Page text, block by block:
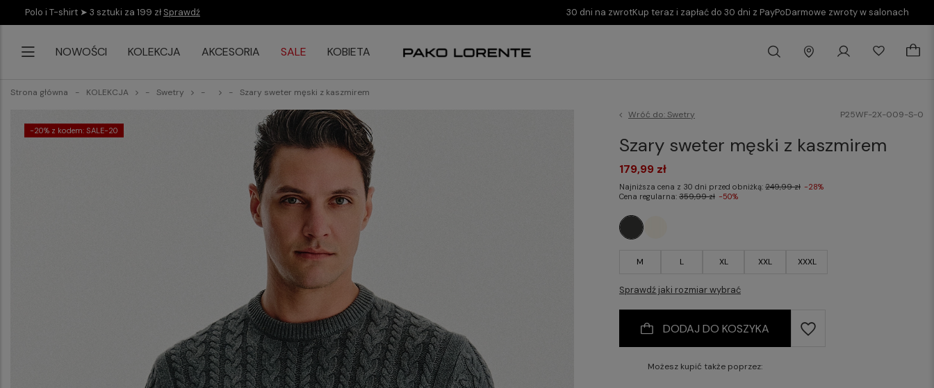
Polo i T-shirt ➤ 3 sztuki za 199 zł Sprawdź 30 dni na zwrotKup teraz i zapłać do 30 dni z PayPoDarmowe zwroty w salonach
NOWOŚCI KOLEKCJA AKCESORIA SALE KOBIETA
Strona główna KOLEKCJA Swetry Szary sweter męski z kaszmirem
-20% z kodem: SALE-20
Wróć do:Swetry P25WF-2X-009-S-0
Szary sweter męski z kaszmirem
M L XL XXL XXXL
Sprawdź jaki rozmiar wybrać
179,99 zł
Najniższa cena z 30 dni przed obniżką:249,99 zł -28%
Cena regularna:359,99 zł -50%
DODAJ DO KOSZYKA
Możesz kupić także poprzez: